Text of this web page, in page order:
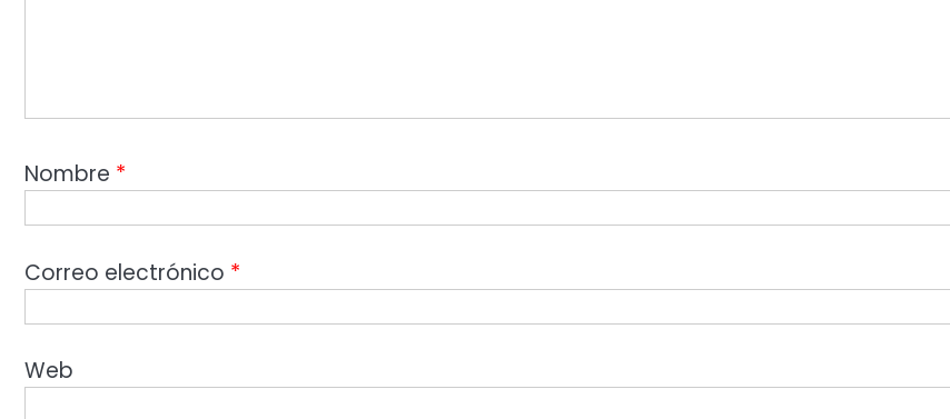
Nombre *
Correo electrónico *
Web